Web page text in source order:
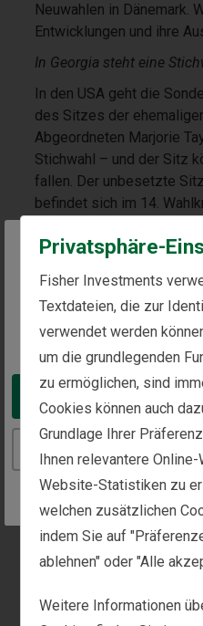
The website you
intended for
You appear to be
Take me to the
Neuwahlen in Dänemark.
Entwicklungen und ihre
In Georgia steht eine
In den USA geht die
des Sitzes der
Abgeordneten Marjorie
Stichwahl – und der Sitz
fallen. Der unbesetzte
befindet sich im 14.
von fast 70 zu 30 für US-
der Wahl am
Shawn Harris den von
Republikaner Clay Fuller
Stimmen gegenüber 34,9
übertrumpft.
Gemäss in
findet automatisch eine
Kandidaten mehr als 50
sich vereint. Somit steht
entscheidendes
wird bis zum Ende der
bis zum 3. Januar 2027
tritt er direkt bei den
19. Mai in Georgia und
Zwischenwahlen im
Ansicht nach einen
Privatsphäre-
Fisher Investments
Textdateien, die zur
verwendet werden
um die grundlegenden
zu ermöglichen, sind
Cookies können auch
Grundlage Ihrer
Ihnen relevantere
Website-Statistiken zu
welchen zusätzlichen
indem Sie auf
ablehnen" oder "Alle
Weitere Informationen